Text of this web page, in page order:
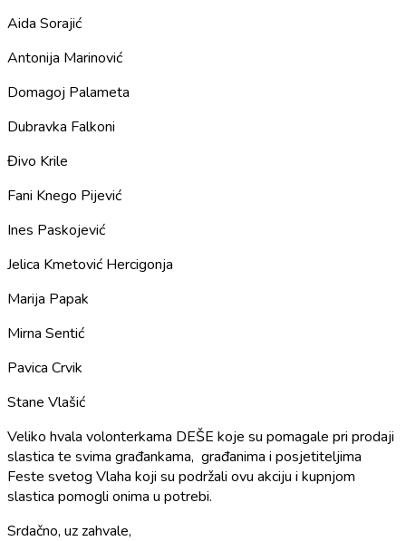
Aida Sorajić
Antonija Marinović
Domagoj Palameta
Dubravka Falkoni
Đivo Krile
Fani Knego Pijević
Ines Paskojević
Jelica Kmetović Hercigonja
Marija Papak
Mirna Sentić
Pavica Crvik
Stane Vlašić
Veliko hvala volonterkama DEŠE koje su pomagale pri prodaji
slastica te svima građankama, građanima i posjetiteljima
Feste svetog Vlaha koji su podržali ovu akciju i kupnjom
slastica pomogli onima u potrebi.
Srdačno, uz zahvale,